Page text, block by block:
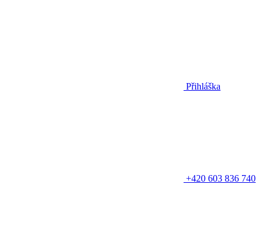
Přihláška
+420 603 836 740